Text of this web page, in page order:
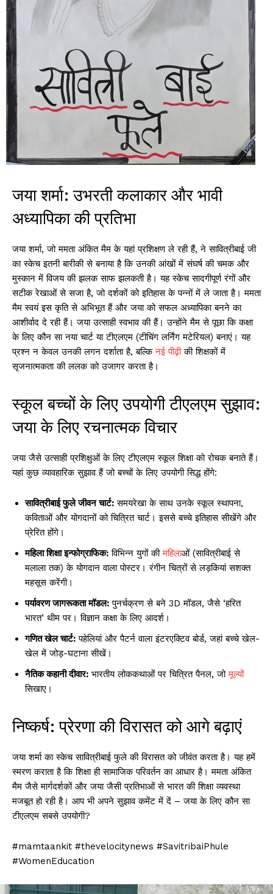
जया शर्मा: उभरती कलाकार और भावी
अध्यापिका की प्रतिभा
जया शर्मा, जो ममता अंकित मैम के यहां प्रशिक्षण ले रही हैं, ने सावित्रीबाई जी
का स्केच इतनी बारीकी से बनाया है कि उनकी आंखों में संघर्ष की चमक और
मुस्कान में विजय की झलक साफ झलकती है। यह स्केच सादगीपूर्ण रंगों और
सटीक रेखाओं से सजा है, जो दर्शकों को इतिहास के पन्नों में ले जाता है। ममता
मैम स्वयं इस कृति से अभिभूत हैं और जया को सफल अध्यापिका बनने का
आशीर्वाद दे रही हैं। जया उत्साही स्वभाव की हैं। उन्होंने मैम से पूछा कि कक्षा
के लिए कौन सा नया चार्ट या टीएलएम (टीचिंग लर्निंग मटेरियल) बनाएं। यह
प्रश्न न केवल उनकी लगन दर्शाता है, बल्किनई पीढ़ीकी शिक्षकों में
सृजनात्मकता की ललक को उजागर करता है।
स्कूल बच्चों के लिए उपयोगी टीएलएम सुझाव:
जया के लिए रचनात्मक विचार
जया जैसे उत्साही प्रशिक्षुओं के लिए टीएलएम स्कूल शिक्षा को रोचक बनाते हैं।
यहां कुछ व्यावहारिक सुझाव हैं जो बच्चों के लिए उपयोगी सिद्ध होंगे:
सावित्रीबाई फुले जीवन चार्ट: समयरेखा के साथ उनके स्कूल स्थापना,
कविताओं और योगदानों को चित्रित चार्ट। इससे बच्चे इतिहास सीखेंगे और
प्रेरित होंगे।
महिला शिक्षा इन्फोग्राफिक: विभिन्न युगों कीमहिलाओं (सावित्रीबाई से
मलाला तक) के योगदान वाला पोस्टर। रंगीन चित्रों से लड़कियां सशक्त
महसूस करेंगी।
पर्यावरण जागरूकता मॉडल: पुनर्चक्रण से बने 3D मॉडल, जैसे ‘हरित
भारत’ थीम पर। विज्ञान कक्षा के लिए आदर्श।
गणित खेल चार्ट: पहेलियां और पैटर्न वाला इंटरएक्टिव बोर्ड, जहां बच्चे खेल-
खेल में जोड़-घटाना सीखें।
नैतिक कहानी दीवार: भारतीय लोककथाओं पर चित्रित पैनल, जोमूल्य
सिखाए।
निष्कर्ष: प्रेरणा की विरासत को आगे बढ़ाएं
जया शर्मा का स्केच सावित्रीबाई फुले की विरासत को जीवंत करता है। यह हमें
स्मरण कराता है कि शिक्षा ही सामाजिक परिवर्तन का आधार है। ममता अंकित
मैम जैसे मार्गदर्शकों और जया जैसी प्रतिभाओं से भारत की शिक्षा व्यवस्था
मजबूत हो रही है। आप भी अपने सुझाव कमेंट में दें – जया के लिए कौन सा
टीएलएम सबसे उपयोगी?
#mamtaankit #thevelocitynews #SavitribaiPhule
#WomenEducation